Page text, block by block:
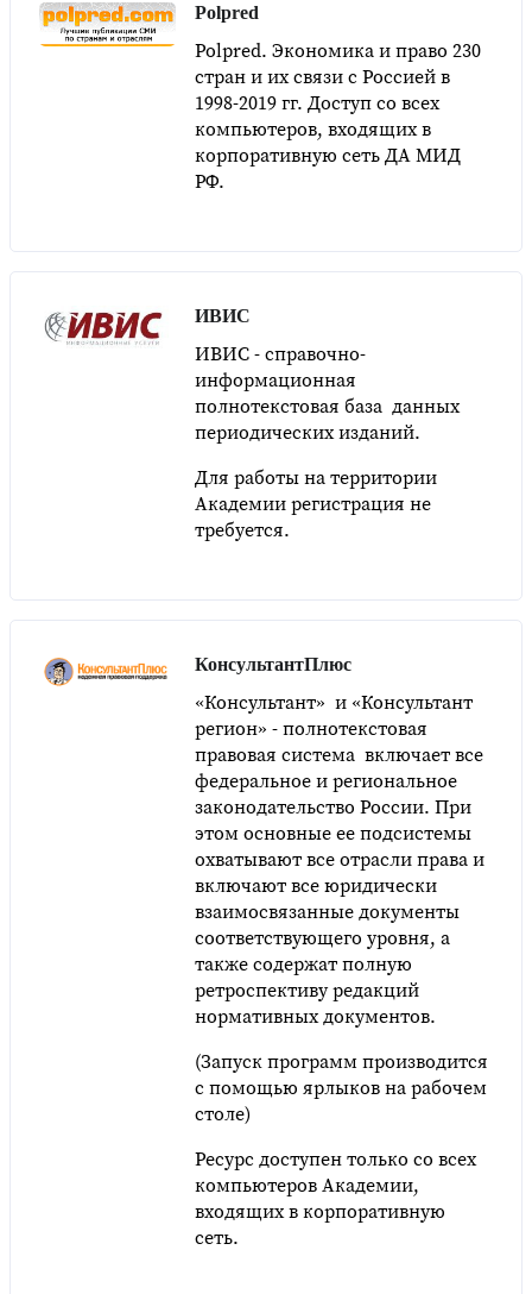
Polpred
Polpred. Экономика и право 230
стран и их связи с Россией в
1998-2019 гг. Доступ со всех
компьютеров, входящих в
корпоративную сеть ДА МИД
РФ.
ИВИС
ИВИС - cправочно-
информационная
полнотекстовая база данных
периодических изданий.
Для работы на территории
Академии регистрация не
требуется.
КонсультантПлюс
«Консультант» и «Консультант
регион» - полнотекстовая
правовая система включает все
федеральное и региональное
законодательство России. При
этом основные ее подсистемы
охватывают все отрасли права и
включают все юридически
взаимосвязанные документы
соответствующего уровня, а
также содержат полную
ретроспективу редакций
нормативных документов.
(Запуск программ производится
с помощью ярлыков на рабочем
столе)
Ресурс доступен только со всех
компьютеров Академии,
входящих в корпоративную
сеть.